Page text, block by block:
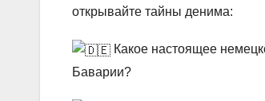
открывайте тайны денима:
Какое настоящее
Баварии?